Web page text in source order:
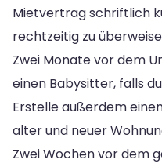
Mietvertrag schriftlich
rechtzeitig zu
Zwei Monate vor dem
einen Babysitter, falls
Erstelle außerdem
alter und neuer
Zwei Wochen vor dem